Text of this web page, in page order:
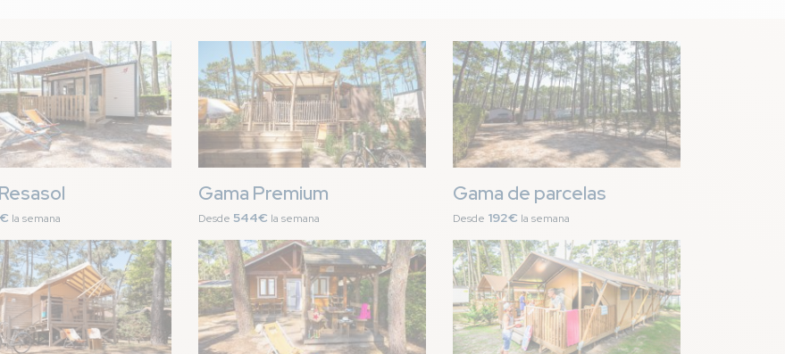
la semana
Imagen
Gama Premium
Desde 544€ la semana
Imagen
Gama de parcelas
Desde 192€ la semana
Imagen Imagen